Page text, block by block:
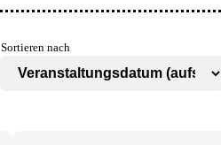
Sortieren nach